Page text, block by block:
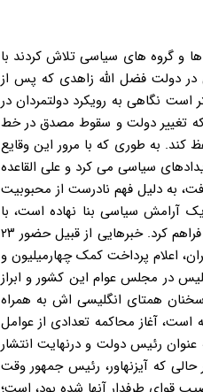
برخی جریان ها و گروه های سیاسی تلاش کردند با
در دولت فضل الله زاهدی که پس از
است نگاهی به رویکرد دولتمردان در
نشان دهد که تغییر دولت و سقوط مصدق در خط
به طوری که با مرور این وقایع
سیاسی می کرد و علی القاعده
به دلیل فهم نادرست از محبوبیت
آرامش سیاسی بنا نهاده است، با
انتشار برخی اخبار و گزارش ها که عموما نیز با آب و تاب فراوان آنها را پخش می کرد، زمینه التهابات متعددی را فراهم کرد. خبرهایی از قبیل حضور ۲۳
اعلام پرداخت کمک چهارمیلیون و
در مجلس عوام این کشور و ابراز
سخنان همتای انگلیسی اش به همراه
آغاز محاکمه تعدادی از عوامل
رئیس دولت و درنهایت انتشار
که آیزنهاور، رئیس جمهور وقت